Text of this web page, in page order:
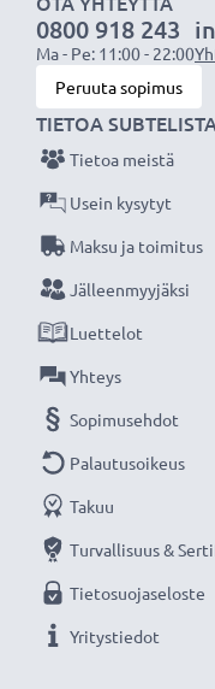
0800 918 243
Ma - Pe: 11:00 - 22:00
Peruuta sopimus
TIETOA
Tietoa meistä
Usein kysytyt
Maksu ja toimitus
Jälleenmyyjäksi
Luettelot
Yhteys
Sopimusehdot
Palautusoikeus
Takuu
Turvallisuus &
Tietosuojaseloste
Yritystiedot